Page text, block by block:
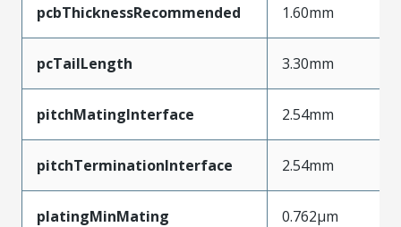
pcbThicknessRecommended 1.60mm
pcTailLength 3.30mm
pitchMatingInterface 2.54mm
pitchTerminationInterface 2.54mm
platingMinMating 0.762µm